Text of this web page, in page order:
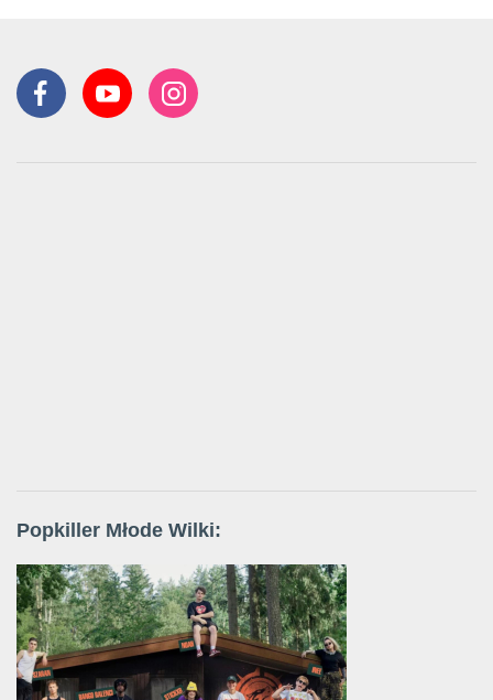
Popkiller Młode Wilki: